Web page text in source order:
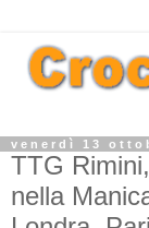
venerdì 13
TTG
nella